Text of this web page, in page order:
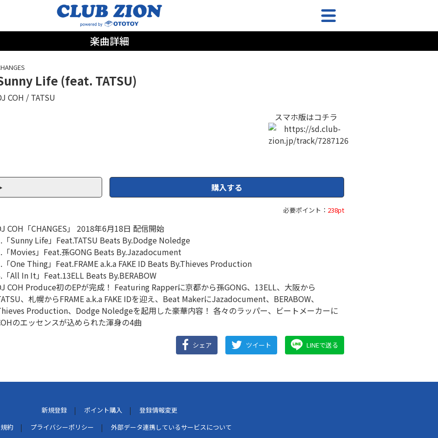
楽曲詳細
Life (feat. TATSU)
COH
TATSU
スマホ版はコチラ
購入する
必要ポイント： 238pt
COH「CHANGES」 2018年6月18日 配信開始
「Sunny Life」Feat.TATSU Beats By.Dodge Noledge
「Movies」Feat.孫GONG Beats By.Jazadocument
「One Thing」Feat.FRAME a.k.a FAKE ID Beats By.Thieves Production
「All In It」Feat.13ELL Beats By.BERABOW
COH Produce初のEPが完成！ Featuring Rapperに京都から孫GONG、13ELL、大阪から
、札幌からFRAME a.k.a FAKE IDを迎え、Beat MakerにJazadocument、BERABOW、
Production、Dodge Noledgeを起用した豪華内容！ 各々のラッパー、ビートメーカーに
のエッセンスが込められた渾身の4曲
シェア ツイート LINEで送る
新規登録 ポイント購入
登録情報変更
約
プライバシーポリシー 外部データ連携しているサービスについて